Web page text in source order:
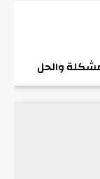
والحل